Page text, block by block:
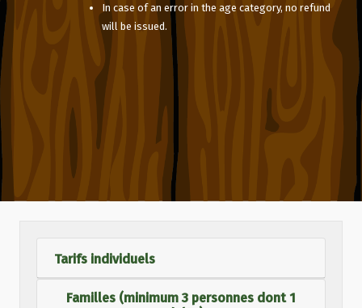
In case of an error in the age category, no refund
will be issued.
Tarifs individuels
Familles (minimum 3 personnes dont 1